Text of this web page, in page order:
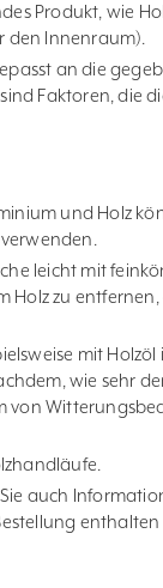
Produkt, wie
den Innenraum).
an die
Faktoren, die
und Holz
leicht mit
Holz zu
mit
wie sehr
von
auch
enthalten